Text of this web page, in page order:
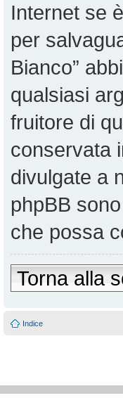
Internet se
per
Bianco”
qualsiasi
fruitore di
conservata
divulgate a
phpBB
che possa
Torna alla
Indice